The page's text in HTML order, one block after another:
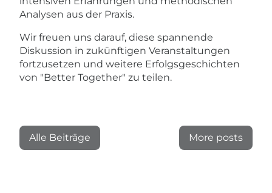
Analysen aus der Praxis.
Wir freuen uns darauf, diese spannende
Diskussion in zukünftigen Veranstaltungen
fortzusetzen und weitere Erfolgsgeschichten
von "Better Together" zu teilen.
Alle Beiträge More posts